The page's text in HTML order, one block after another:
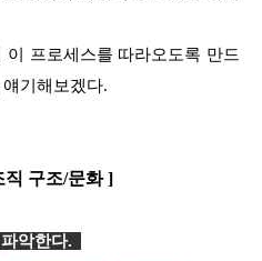
프로세스를 따라오도록 만드
얘기해보겠다.
직 구조/문화 ]
악한다.